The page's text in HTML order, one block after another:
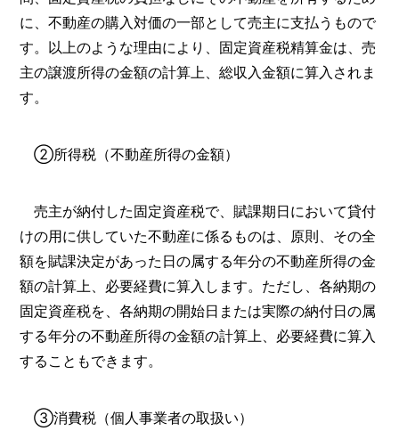
に、不動産の購入対価の一部として売主に支払うもので
す。以上のような理由により、固定資産税精算金は、売
主の譲渡所得の金額の計算上、総収入金額に算入されま
す。
②所得税（不動産所得の金額）
売主が納付した固定資産税で、賦課期日において貸付
けの用に供していた不動産に係るものは、原則、その全
額を賦課決定があった日の属する年分の不動産所得の金
額の計算上、必要経費に算入します。ただし、各納期の
固定資産税を、各納期の開始日または実際の納付日の属
する年分の不動産所得の金額の計算上、必要経費に算入
することもできます。
③消費税（個人事業者の取扱い）